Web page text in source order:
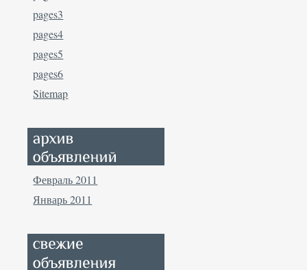
pages3
pages4
pages5
pages6
Sitemap
Февраль 2011
Январь 2011